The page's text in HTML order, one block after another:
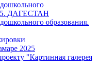
ДАГЕСТАН
образования.
2025
"Картинная галерея